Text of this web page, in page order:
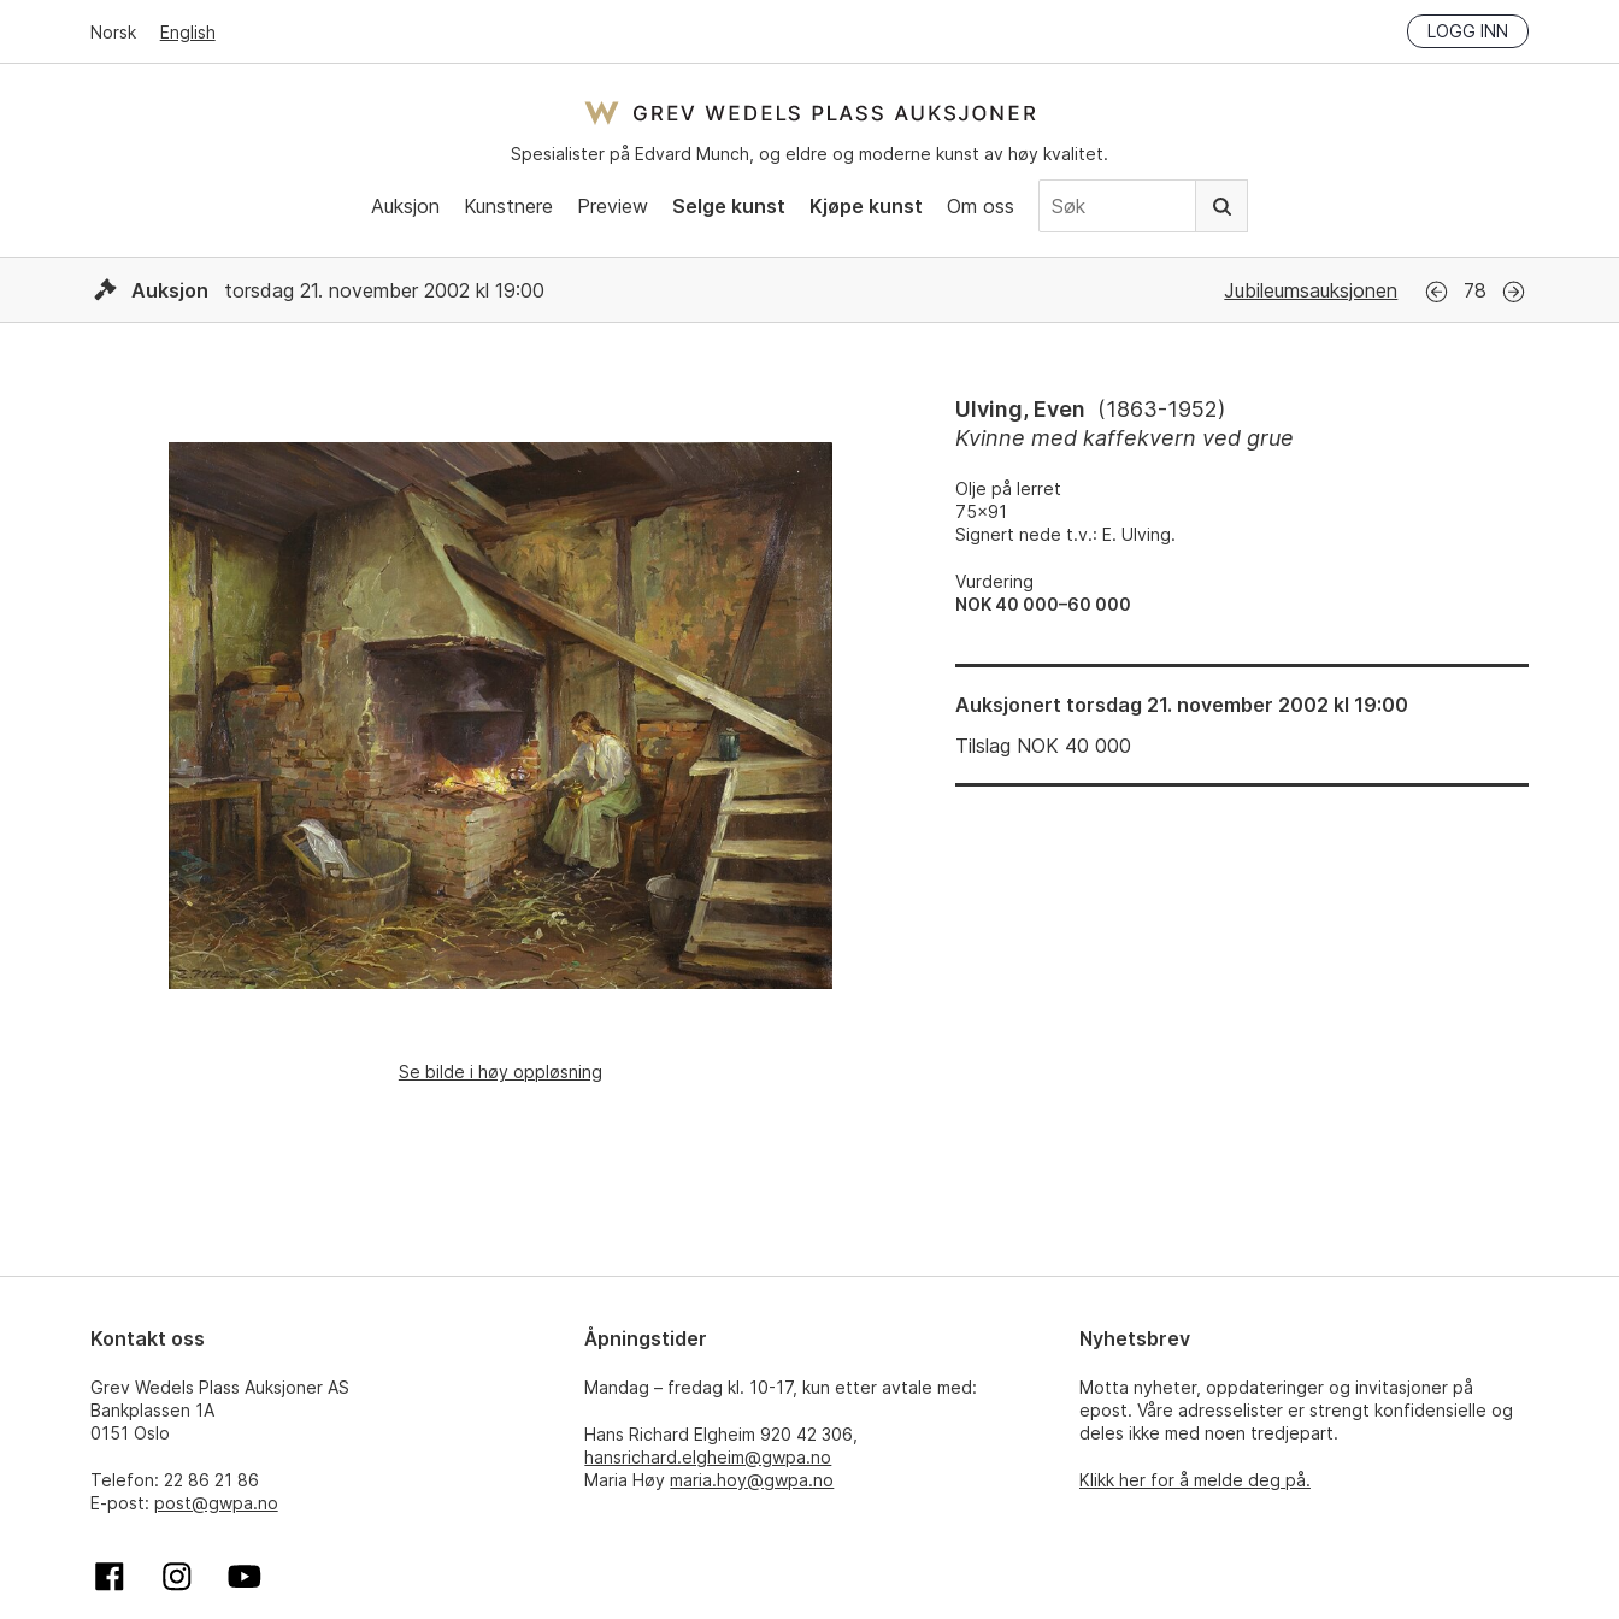
Norsk English LOGG INN
Spesialister på Edvard Munch, og eldre og moderne kunst av høy kvalitet.
Auksjon Kunstnere Preview Selge kunst Kjøpe kunst Om oss
Auksjon torsdag 21. november 2002 kl 19:00 Jubileumsauksjonen 78
Se bilde i høy oppløsning
Ulving, Even (1863-1952)
Kvinne med kaffekvern ved grue
Olje på lerret
75x91
Signert nede t.v.: E. Ulving.
Vurdering
NOK 40 000–60 000
Auksjonert torsdag 21. november 2002 kl 19:00
Tilslag NOK 40 000
Kontakt oss
Grev Wedels Plass Auksjoner AS
Bankplassen 1A
0151 Oslo
Telefon: 22 86 21 86
E-post: post@gwpa.no
Åpningstider
Mandag – fredag kl. 10-17, kun etter avtale med:
Hans Richard Elgheim 920 42 306,
hansrichard.elgheim@gwpa.no
Maria Høymaria.hoy@gwpa.no
Nyhetsbrev
Motta nyheter, oppdateringer og invitasjoner på
epost. Våre adresselister er strengt konfidensielle og
deles ikke med noen tredjepart.
Klikk her for å melde deg på.